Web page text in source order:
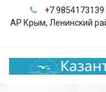
+7 9854173139
АР Крым, Ленинский